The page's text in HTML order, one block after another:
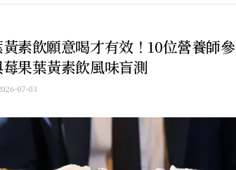
素飲願意喝才有效！10位營養師參
果葉黃素飲風味盲測
07-03